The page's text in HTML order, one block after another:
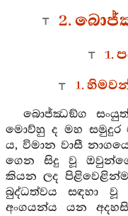
2.
1.
1.
බොජ්ඣඞ්ග
මොව්හු ද මහ
ය, විමාන වාසී
ගෙන සිදු වූ
කියන ලද
බුද්ධත්වය සඳහා
අංගයන්ය යන